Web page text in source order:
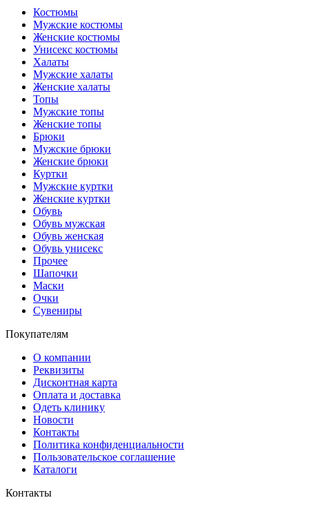
Костюмы
Мужские костюмы
Женские костюмы
Унисекс костюмы
Халаты
Мужские халаты
Женские халаты
Топы
Мужские топы
Женские топы
Брюки
Мужские брюки
Женские брюки
Куртки
Мужские куртки
Женские куртки
Обувь
Обувь мужская
Обувь женская
Обувь унисекс
Прочее
Шапочки
Маски
Очки
Сувениры
Покупателям
О компании
Реквизиты
Дисконтная карта
Оплата и доставка
Одеть клинику
Новости
Контакты
Политика конфиденциальности
Пользовательское соглашение
Каталоги
Контакты